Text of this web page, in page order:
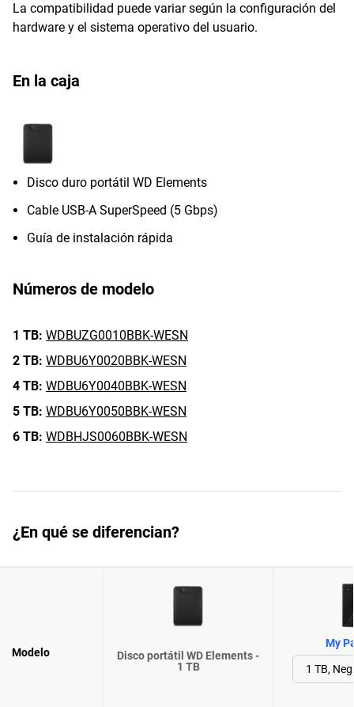
La compatibilidad puede variar según la configuración del
hardware y el sistema operativo del usuario.
En la caja
Disco duro portátil WD Elements
Cable USB-A SuperSpeed (5 Gbps)
Guía de instalación rápida
Números de modelo
1 TB: WDBUZG0010BBK-WESN
2 TB: WDBU6Y0020BBK-WESN
4 TB: WDBU6Y0040BBK-WESN
5 TB: WDBU6Y0050BBK-WESN
6 TB: WDBHJS0060BBK-WESN
¿En qué se diferencian?
Modelo
Disco portátil WD Elements -
1 TB
My